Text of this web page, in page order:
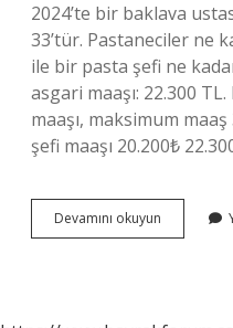
2024’te bir baklava
33’tür. Pastaneciler ne
ile bir pasta şefi ne
asgari maaşı: 22.300
maaşı, maksimum
şefi maaşı 20.200₺
Devamını okuyun
Ne